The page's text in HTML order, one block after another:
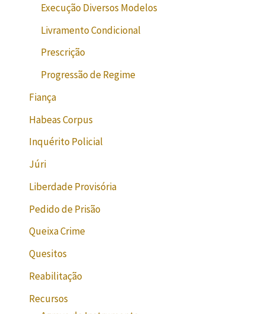
Execução Diversos Modelos
Livramento Condicional
Prescrição
Progressão de Regime
Fiança
Habeas Corpus
Inquérito Policial
Júri
Liberdade Provisória
Pedido de Prisão
Queixa Crime
Quesitos
Reabilitação
Recursos